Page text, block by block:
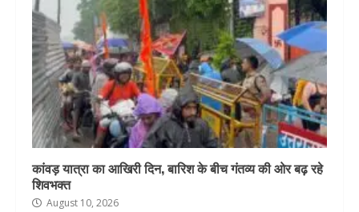
कांवड़ यात्रा का आखिरी दिन, बारिश के बीच गंतव्य की ओर बढ़ रहे
शिवभक्त
August 10, 2026